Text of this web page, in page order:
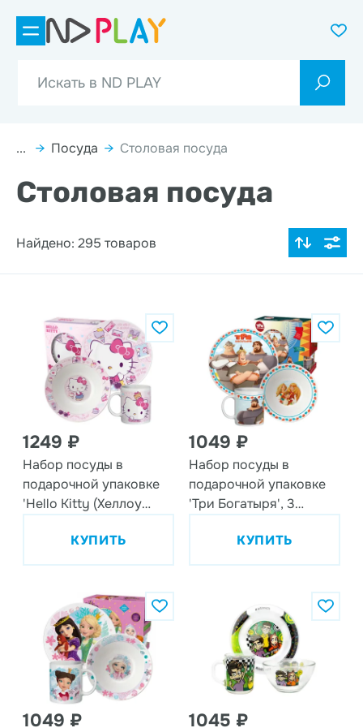
... → Посуда → Столовая посуда
Столовая посуда
Найдено: 295 товаров
По популярности
Цена по возрастанию
Цена по убыванию
1249 ₽
Набор посуды в
подарочной упаковке
'Hello Kitty (Хеллоу
фарфорКУПИТЬ
1049 ₽
Набор посуды в
подарочной упаковке
'Три Богатыря', 3
КУПИТЬ
1049 ₽ 1045 ₽